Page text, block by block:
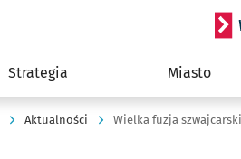
Strategia Miasto
Aktualności